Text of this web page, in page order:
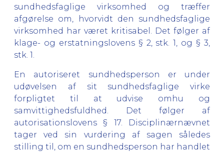
sundhedsfaglige virksomhed og træffer
afgørelse om, hvorvidt den sundhedsfaglige
virksomhed har været kritisabel. Det følger af
klage- og erstatningslovens § 2, stk. 1, og § 3,
stk. 1.
En autoriseret sundhedsperson er under
udøvelsen af sit sundhedsfaglige virke
forpligtet til at udvise omhu og
samvittighedsfuldhed. Det følger af
autorisationslovens § 17. Disciplinærnævnet
tager ved sin vurdering af sagen således
stilling til, om en sundhedsperson har handlet